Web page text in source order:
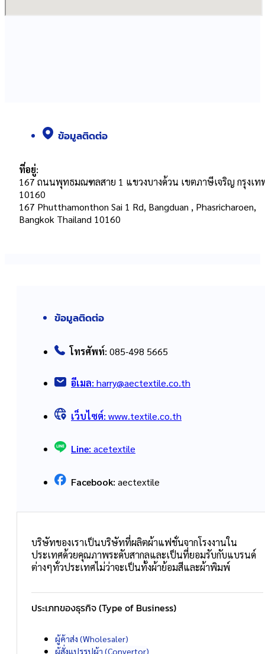
ข้อมูลติดต่อ
ที่อยู่:
167 ถนนพุทธมณฑลสาย 1 แขวงบางด้วน เขตภาษีเจริญ กรุงเท
10160
167 Phutthamonthon Sai 1 Rd, Bangduan , Phasricharoen,
Bangkok Thailand 10160
ข้อมูลติดต่อ
โทรศัพท์: 085-498 5665
อีเมล: harry@aectextile.co.th
เว็บไซต์: www.textile.co.th
Line: acetextile
Facebook: aectextile
บริษัทของเราเป็นบริษัทที่ผลิตผ้าแฟชั่นจากโรงงานใน
ประเทศด้วยคุณภาพระดับสากลและเป็นที่ยอมรับกับแบรนด์
ต่างๆทั่วประเทศไม่ว่าจะเป็นทั้งผ้าย้อมสีและผ้าพิมพ์
ประเภทของธุรกิจ (Type of Business)
ผู้ค้าส่ง (Wholesaler)
ผู้สั่งแปรรูปผ้า (Convertor)